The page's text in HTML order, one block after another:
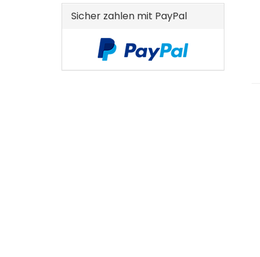
Sicher zahlen mit PayPal